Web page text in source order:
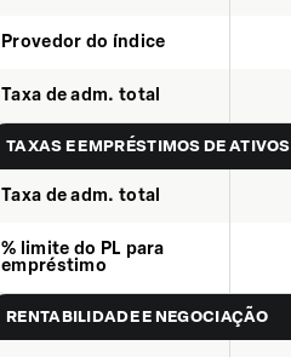
Provedor do índice
Taxa de adm. total
TAXAS E EMPRÉSTIMOS DE ATIVOS
Taxa de adm. total
% limite do PL para
empréstimo
RENTABILIDADE E NEGOCIAÇÃO